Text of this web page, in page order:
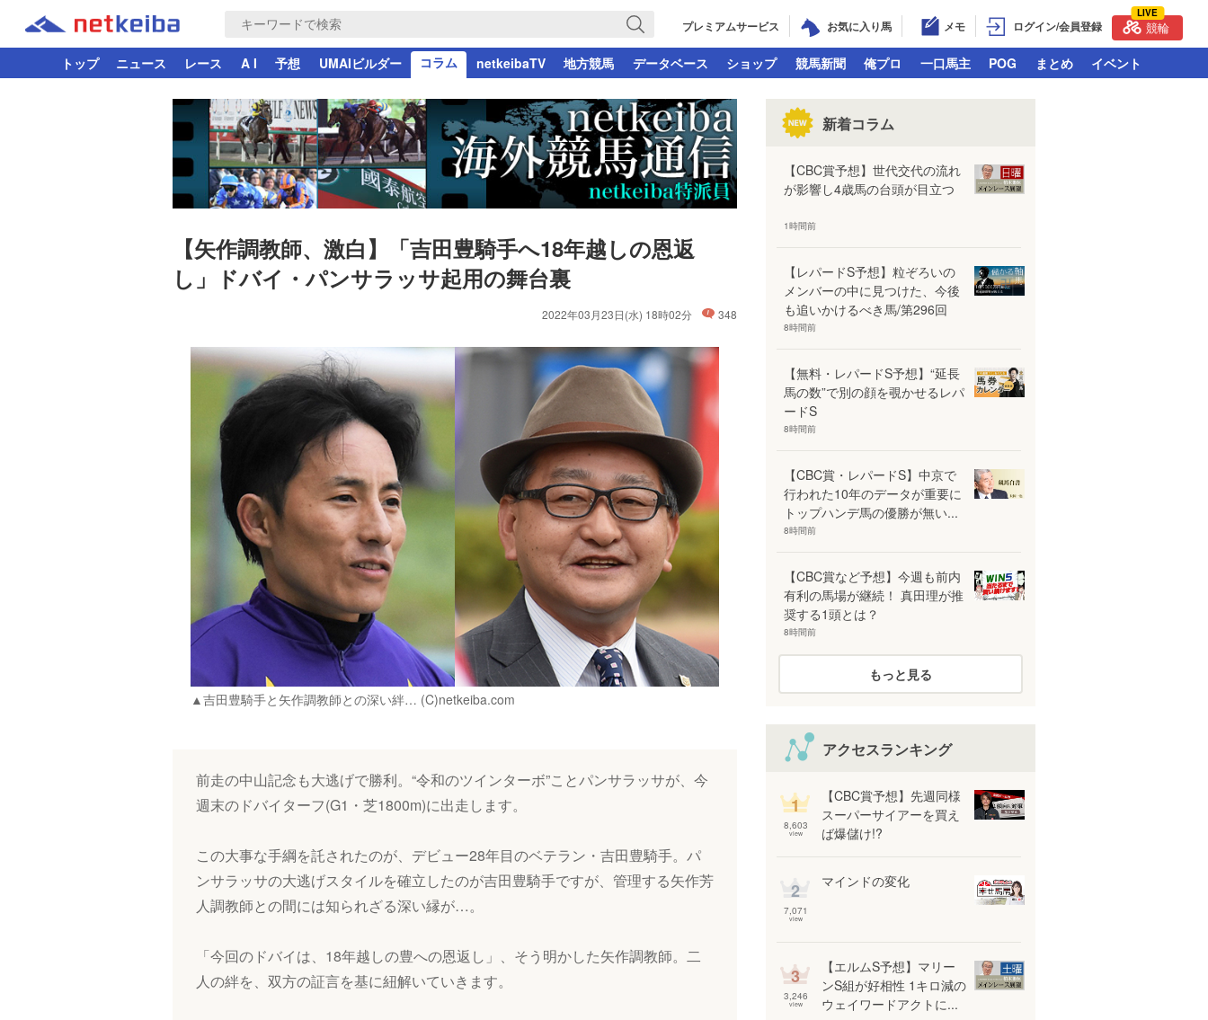
プレミアムサービス お気に入り馬 メモ ログイン/会員登録
LIVE
競輪
トップ ニュース レース A I 予想 UMAIビルダー コラム netkeibaTV 地方競馬 データベース ショップ 競馬新聞 俺プロ 一口馬主 POG まとめ イベント
【矢作調教師、激白】「吉田豊騎手へ18年越しの恩返
し」ドバイ・パンサラッサ起用の舞台裏
2022年03月23日(水) 18時02分 348
▲吉田豊騎手と矢作調教師との深い絆… (C)netkeiba.com
前走の中山記念も大逃げで勝利。“令和のツインターボ”ことパンサラッサが、今
週末のドバイターフ(G1・芝1800m)に出走します。
この大事な手綱を託されたのが、デビュー28年目のベテラン・吉田豊騎手。パ
ンサラッサの大逃げスタイルを確立したのが吉田豊騎手ですが、管理する矢作芳
人調教師との間には知られざる深い縁が…。
「今回のドバイは、18年越しの豊への恩返し」、そう明かした矢作調教師。二
人の絆を、双方の証言を基に紐解いていきます。
新着コラム
【CBC賞予想】世代交代の流れ
が影響し4歳馬の台頭が目立つ
1時間前
【レパードS予想】粒ぞろいの
メンバーの中に見つけた、今後
も追いかけるべき馬/第296回
8時間前
【無料・レパードS予想】“延長
馬の数”で別の顔を覗かせるレパ
ードS
8時間前
【CBC賞・レパードS】中京で
行われた10年のデータが重要に
トップハンデ馬の優勝が無い...
8時間前
【CBC賞など予想】今週も前内
有利の馬場が継続！ 真田理が推
奨する1頭とは？
8時間前
もっと見る
アクセスランキング
1
8,603
view
【CBC賞予想】先週同様
スーパーサイアーを買え
ば爆儲け!?
2
7,071
view
マインドの変化
3
3,246
view
【エルムS予想】マリー
ンS組が好相性 1キロ減の
ウェイワードアクトに...